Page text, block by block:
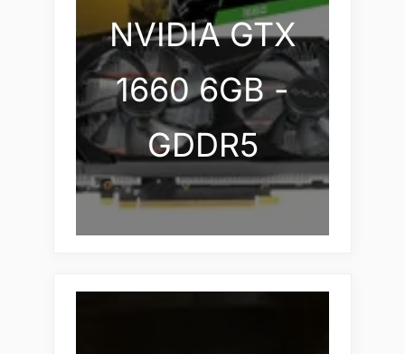
NVIDIA GTX
1660 6GB -
GDDR5